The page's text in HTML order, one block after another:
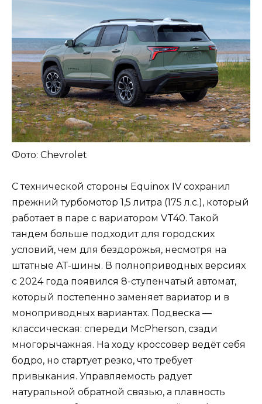
Фото: Chevrolet
С технической стороны Equinox IV сохранил
прежний турбомотор 1,5 литра (175 л.с.), который
работает в паре с вариатором VT40. Такой
тандем больше подходит для городских
условий, чем для бездорожья, несмотря на
штатные АТ-шины. В полноприводных версиях
с 2024 года появился 8-ступенчатый автомат,
который постепенно заменяет вариатор и в
моноприводных вариантах. Подвеска —
классическая: спереди McPherson, сзади
многорычажная. На ходу кроссовер ведёт себя
бодро, но стартует резко, что требует
привыкания. Управляемость радует
натуральной обратной связью, а плавность